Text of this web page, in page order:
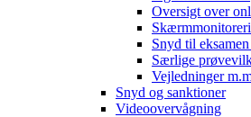
Oversigt over
Snyd til
Særlige
Vejledninger
Snyd og sanktioner
Videoovervågning